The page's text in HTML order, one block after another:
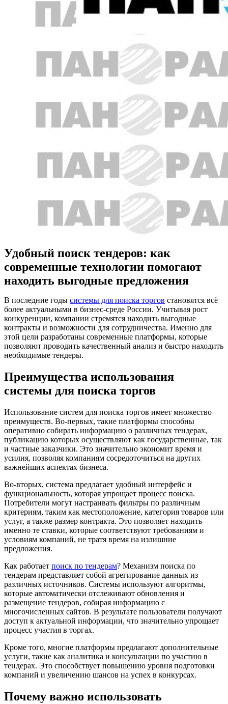
Удобный поиск тендеров: как
современные технологии помогают
находить выгодные предложения
В последние годы системы для поиска торгов становятся всё
более актуальными в бизнес-среде России. Учитывая рост
конкуренции, компании стремятся находить выгодные
контракты и возможности для сотрудничества. Именно для
этой цели разработаны современные платформы, которые
позволяют проводить качественный анализ и быстро находить
необходимые тендеры.
Преимущества использования
системы для поиска торгов
Использование систем для поиска торгов имеет множество
преимуществ. Во-первых, такие платформы способны
оперативно собирать информацию о различных тендерах,
публикацию которых осуществляют как государственные, так
и частные заказчики. Это значительно экономит время и
усилия, позволяя компаниям сосредоточиться на других
важнейших аспектах бизнеса.
Во-вторых, система предлагает удобный интерфейс и
функциональность, которая упрощает процесс поиска.
Потребители могут настраивать фильтры по различным
критериям, таким как местоположение, категория товаров или
услуг, а также размер контракта. Это позволяет находить
именно те ставки, которые соответствуют требованиям и
условиям компаний, не тратя время на излишние
предложения.
Как работает поиск по тендерам? Механизм поиска по
тендерам представляет собой агрегирование данных из
различных источников. Системы используют алгоритмы,
которые автоматически отслеживают обновления и
размещение тендеров, собирая информацию с
многочисленных сайтов. В результате пользователи получают
доступ к актуальной информации, что значительно упрощает
процесс участия в торгах.
Кроме того, многие платформы предлагают дополнительные
услуги, такие как аналитика и консультации по участию в
тендерах. Это способствует повышению уровня подготовки
компаний и увеличению шансов на успех в конкурсах.
Почему важно использовать